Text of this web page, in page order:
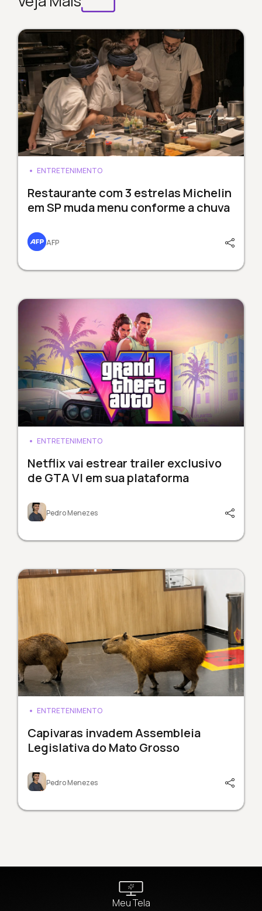
ENTRETENIMENTO
Restaurante com 3 estrelas Michelin
em SP muda menu conforme a chuva
AFP
ENTRETENIMENTO
Netflix vai estrear trailer exclusivo
de GTA VI em sua plataforma
Pedro Menezes
ENTRETENIMENTO
Capivaras invadem Assembleia
Legislativa do Mato Grosso
Pedro Menezes
Meu Tela